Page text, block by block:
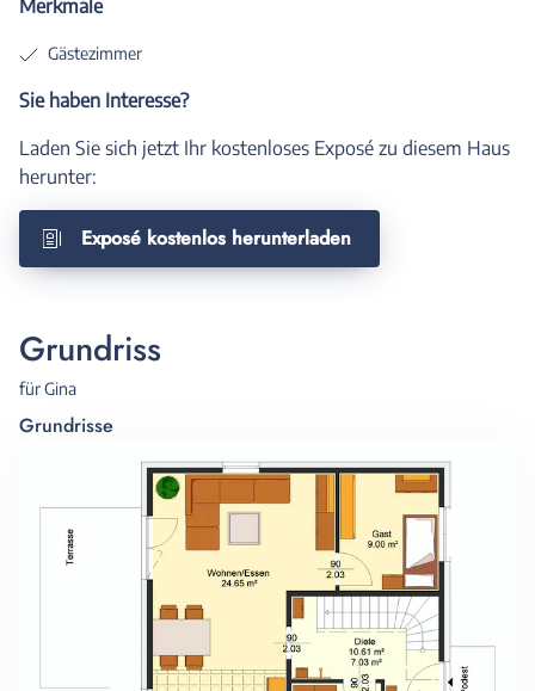
Merkmale
Gästezimmer
Sie haben Interesse?
Laden Sie sich jetzt Ihr kostenloses Exposé zu diesem Haus
herunter:
Exposé kostenlos herunterladen
Grundriss
für Gina
Grundrisse